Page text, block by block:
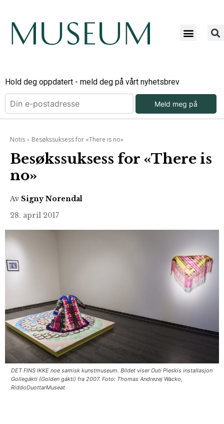
Hold deg oppdatert - meld deg på vårt nyhetsbrev
Meld meg på
Notis Besøkssuksess for «There is no»
Besøkssuksess for «There is
no»
Av Signy Norendal
28. april 2017
DET FINS IKKE noe samisk kunstmuseum. Bildet viser Outi Pieskis installasjon
Gollegákti (Golden gákti) fra 2007. Foto: Thomas Andrezej Wacko,
RiddoDuottarMuseat